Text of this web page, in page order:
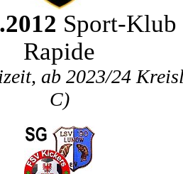
Sport-Klub
Rapide
ab 2023/24
C)